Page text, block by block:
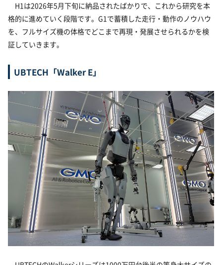
H1は2026年5月下旬に納品されたばかりで、これから研究を本
格的に進めていく段階です。G1で蓄積した走行・動作のノウハウ
を、フルサイズ機の体格でどこまで再現・発展させられるかを検
証していきます。
UBTECH「Walker E」